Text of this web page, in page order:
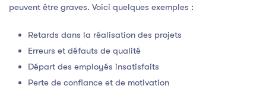
peuvent être graves. Voici quelques exemples :
Retards dans la réalisation des projets
Erreurs et défauts de qualité
Départ des employés insatisfaits
Perte de confiance et de motivation